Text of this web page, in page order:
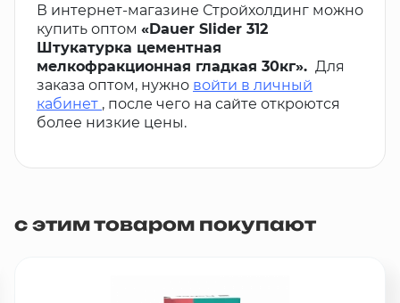
В интернет-магазине Стройхолдинг можно
купить оптом «Dauer Slider 312
Штукатурка цементная
мелкофракционная гладкая 30кг». Для
заказа оптом, нужно войти в личный
кабинет , после чего на сайте откроются
более низкие цены.
с этим товаром покупают